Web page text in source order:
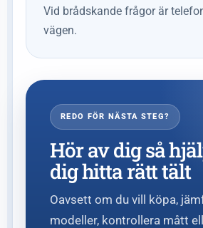
Vid brådskande frågor är
vägen.
REDO FÖR NÄSTA STEG?
Hör av dig så
dig hitta rätt tält
Oavsett om du vill köpa,
modeller, kontrollera mått